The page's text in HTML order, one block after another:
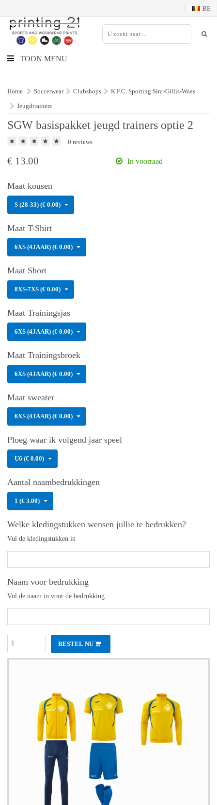
BE
TOON MENU
Home Soccerwear Clubshops
K.F.C. Sporting Sint-Gillis-Waas
Jeugdtrainers
SGW basispakket jeugd trainers optie 2
0 reviews
€ 13.00 In voorraad
Maat kousen
S (28-33) (€ 0.00)
Maat T-Shirt
6XS (4JAAR) (€ 0.00)
Maat Short
8XS-7XS (€ 0.00)
Maat Trainingsjas
6XS (4JAAR) (€ 0.00)
Maat Trainingsbroek
6XS (4JAAR) (€ 0.00)
Maat sweater
6XS (4JAAR) (€ 0.00)
Ploeg waar ik volgend jaar speel
U6 (€ 0.00)
Aantal naambedrukkingen
1 (€ 3.00)
Welke kledingstukken wensen jullie te bedrukken?
Vul de kledingstukken in
Naam voor bedrukking
Vul de naam in voor de bedrukking
BESTEL NU